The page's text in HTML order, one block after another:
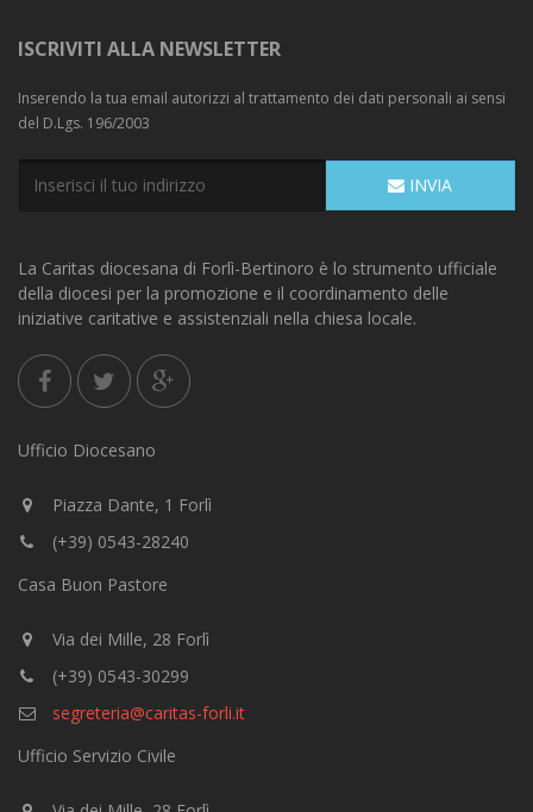
ISCRIVITI ALLA NEWSLETTER
Inserendo la tua email autorizzi al trattamento dei dati personali ai sensi
del D.Lgs. 196/2003
INVIA
La Caritas diocesana di Forlì-Bertinoro è lo strumento ufficiale
della diocesi per la promozione e il coordinamento delle
iniziative caritative e assistenziali nella chiesa locale.
Ufficio Diocesano
Piazza Dante, 1 Forlì
(+39) 0543-28240
Casa Buon Pastore
Via dei Mille, 28 Forlì
(+39) 0543-30299
segreteria@caritas-forli.it
Ufficio Servizio Civile